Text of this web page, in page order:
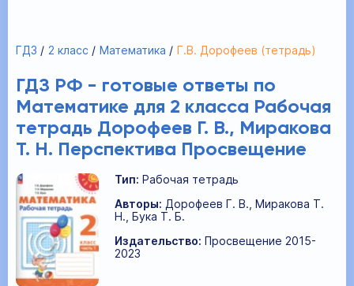
ГДЗ 2 класс Математика Г.В. Дорофеев (тетрадь)
ГДЗ РФ - готовые ответы по
Математике для 2 класса Рабочая
тетрадь Дорофеев Г. В., Миракова
Т. Н. Перспектива Просвещение
Тип: Рабочая тетрадь
Авторы: Дорофеев Г. В., Миракова Т.
Н., Бука Т. Б.
Издательство: Просвещение 2015-
2023